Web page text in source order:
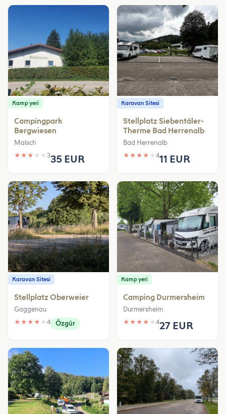
Kamp yeri
Campingpark
Bergwiesen
Malsch
★ ★ ★ ★ ★ 335 EUR
Karavan Sitesi
Stellplatz Siebentäler-
Therme Bad Herrenalb
Bad Herrenalb
★ ★ ★ ★ ★ 411 EUR
Karavan Sitesi
Stellplatz Oberweier
Gaggenau
★ ★ ★ ★ ★ 4 Özgür
Kamp yeri
Camping Durmersheim
Durmersheim
★ ★ ★ ★ ★ 427 EUR